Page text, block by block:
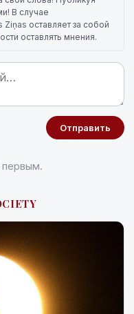
В случае
оставляет за собой
оставлять мнения.
Отправить